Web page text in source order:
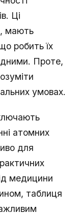
Ці
мають
робить їх
Проте,
умовах.
атомних
для
медицини
таблиця